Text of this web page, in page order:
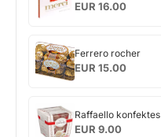
riekstiemEUR 16.00
Ferrero
rocher
Ferrero rocher
EUR 15.00
Raffaello
konfektes
Raffaello konfektes
EUR 9.00